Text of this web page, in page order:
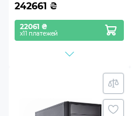
242661 ₴
22061 ₴
х11 платежей